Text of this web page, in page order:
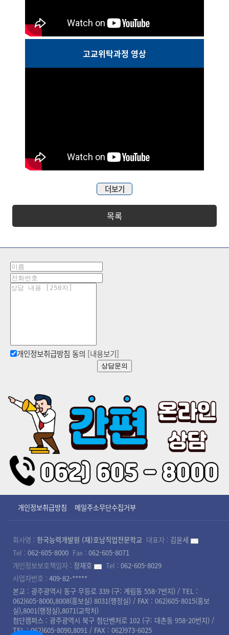
고교위탁과정 영상
더보기
목록
개인정보취급방침 동의 [내용보기]
상담문의
개인정보취급방침 메일주소무단수집거부
회사명 : 한국능력개발원 (재)호남직업전문학교 대표자 : 김윤세
Tel : 062-605-8000 Fax : 062-605-8071
개인정보보호책임자 : 정재호 Tel : 062-605-8029
사업자번호 : 409-82-*****
본교 : 광주광역시 동구 무등로 339 (구: 계림동 558-7번지) / TEL :
062)605-8000,8008(홍보실) 8031(행정실) / FAX : 062)605-8015(홍보
실),8001(행정실),8071(교학처)
첨단캠퍼스 : 광주광역시 북구 첨단벤처로 102 (구: 대촌동 958-20번지) /
TEL : 062)605-8090,8091 / FAX : 062)973-6025